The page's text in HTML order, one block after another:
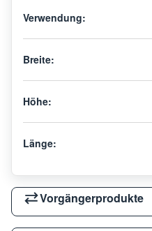
Verwendung:
Breite:
Höhe:
Länge:
Vorgängerprodukte